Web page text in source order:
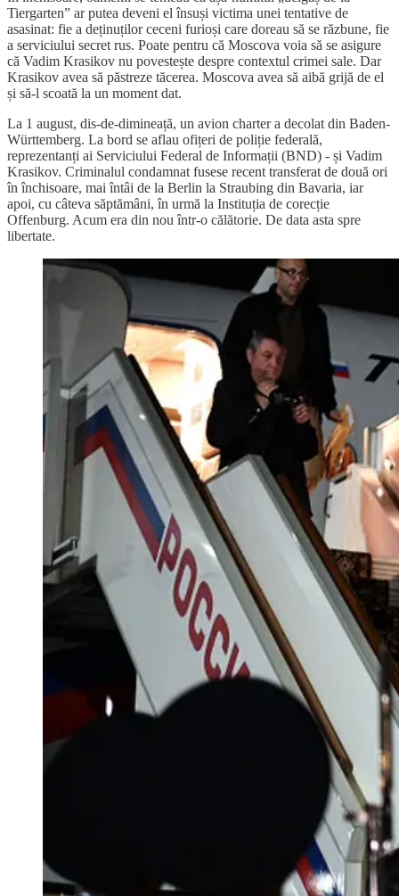
Tiergarten” ar putea deveni el însuși victima unei tentative de
asasinat: fie a deținuților ceceni furioși care doreau să se răzbune, fie
a serviciului secret rus. Poate pentru că Moscova voia să se asigure
că Vadim Krasikov nu povestește despre contextul crimei sale. Dar
Krasikov avea să păstreze tăcerea. Moscova avea să aibă grijă de el
și să-l scoată la un moment dat.
La 1 august, dis-de-dimineață, un avion charter a decolat din Baden-
Württemberg. La bord se aflau ofițeri de poliție federală,
reprezentanți ai Serviciului Federal de Informații (BND) - și Vadim
Krasikov. Criminalul condamnat fusese recent transferat de două ori
în închisoare, mai întâi de la Berlin la Straubing din Bavaria, iar
apoi, cu câteva săptămâni, în urmă la Instituția de corecție
Offenburg. Acum era din nou într-o călătorie. De data asta spre
libertate.